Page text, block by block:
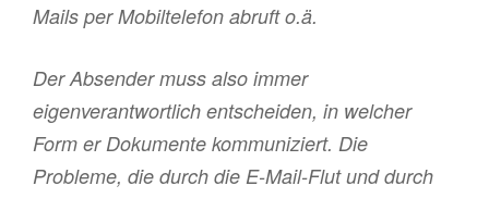
Mails per Mobiltelefon abruft o.ä.
Der Absender muss also immer
eigenverantwortlich entscheiden, in welcher
Form er Dokumente kommuniziert. Die
Probleme, die durch die E-Mail-Flut und durch